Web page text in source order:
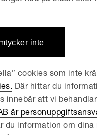
Fjord
från
inte
cookies som inte
Där hittar du
innebär att vi
är
du information om